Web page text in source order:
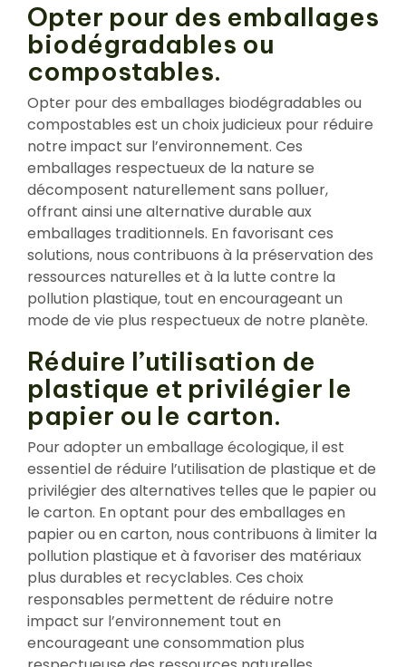
Opter pour des emballages
biodégradables ou
compostables.
Opter pour des emballages biodégradables ou
compostables est un choix judicieux pour réduire
notre impact sur l’environnement. Ces
emballages respectueux de la nature se
décomposent naturellement sans polluer,
offrant ainsi une alternative durable aux
emballages traditionnels. En favorisant ces
solutions, nous contribuons à la préservation des
ressources naturelles et à la lutte contre la
pollution plastique, tout en encourageant un
mode de vie plus respectueux de notre planète.
Réduire l’utilisation de
plastique et privilégier le
papier ou le carton.
Pour adopter un emballage écologique, il est
essentiel de réduire l’utilisation de plastique et de
privilégier des alternatives telles que le papier ou
le carton. En optant pour des emballages en
papier ou en carton, nous contribuons à limiter la
pollution plastique et à favoriser des matériaux
plus durables et recyclables. Ces choix
responsables permettent de réduire notre
impact sur l’environnement tout en
encourageant une consommation plus